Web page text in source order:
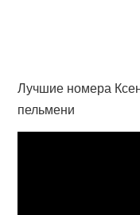
Лучшие номера
пельмени